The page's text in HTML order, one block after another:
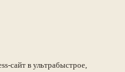
сайт в ультрабыстрое,